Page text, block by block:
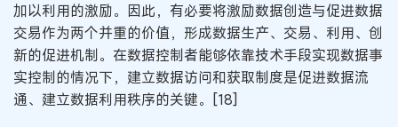
加以利用的激励。因此，有必要将激励数据创造与促进数据
交易作为两个并重的价值，形成数据生产、交易、利用、创
新的促进机制。在数据控制者能够依靠技术手段实现数据事
实控制的情况下，建立数据访问和获取制度是促进数据流
通、建立数据利用秩序的关键。[18]